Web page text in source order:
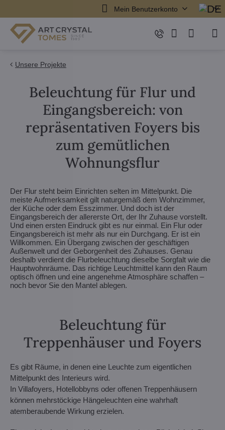
Mein Benutzerkonto
Unsere Projekte
Beleuchtung für Flur und
Eingangsbereich: von
repräsentativen Foyers bis
zum gemütlichen
Wohnungsflur
Der Flur steht beim Einrichten selten im Mittelpunkt. Die
meiste Aufmerksamkeit gilt naturgemäß dem Wohnzimmer,
der Küche oder dem Esszimmer. Und doch ist der
Eingangsbereich der allererste Ort, der Ihr Zuhause vorstellt.
Und einen ersten Eindruck gibt es nur einmal. Ein Flur oder
Eingangsbereich ist mehr als nur ein Durchgang. Er ist ein
Willkommen. Ein Übergang zwischen der geschäftigen
Außenwelt und der Geborgenheit des Zuhauses. Genau
deshalb verdient die Flurbeleuchtung dieselbe Sorgfalt wie die
Hauptwohnräume. Das richtige Leuchtmittel kann den Raum
optisch öffnen und eine angenehme Atmosphäre schaffen –
noch bevor Sie den Mantel ablegen.
Beleuchtung für
Treppenhäuser und Foyers
Es gibt Räume, in denen eine Leuchte zum eigentlichen
Mittelpunkt des Interieurs wird.
In Villafoyers, Hotellobbyns oder offenen Treppenhäusern
können mehrstöckige Hängeleuchten eine wahrhaft
atemberaubende Wirkung erzielen.